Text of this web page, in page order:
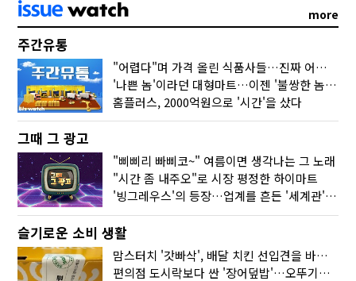
more
주간유통
"어렵다"며 가격 올린 식품사들…진짜 어려운 거 맞아?
'나쁜 놈'이라던 대형마트…이젠 '불쌍한 놈' 됐다
홈플러스, 2000억원으로 '시간'을 샀다
그때 그 광고
"삐삐리 빠삐코~" 여름이면 생각나는 그 노래
"시간 좀 내주오"로 시장 평정한 하이마트
'빙그레우스'의 등장…업계를 흔든 '세계관' 마케팅
슬기로운 소비 생활
맘스터치 '갓빠삭', 배달 치킨 선입견을 바꿨다
편의점 도시락보다 싼 '장어덮밥'…오뚜기가 해냈다